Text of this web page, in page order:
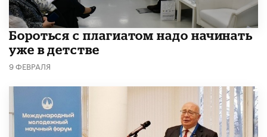
​Бороться с плагиатом надо начинать
уже в детстве
9 ФЕВРАЛЯ